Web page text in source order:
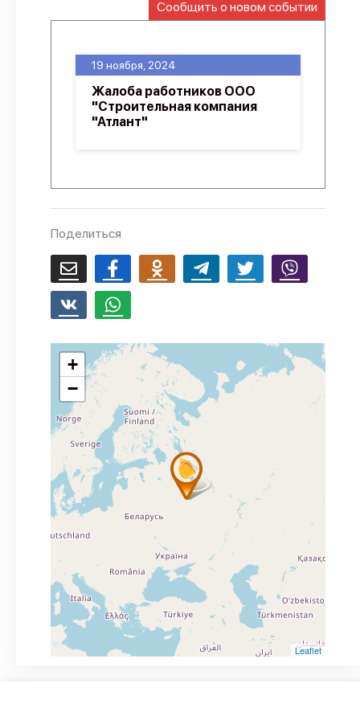
О проекте
Сообщить о новом событии
19 ноября, 2024
Жалоба работников ООО
"Строительная компания
"Атлант"
Поделиться
+
−
Leaflet